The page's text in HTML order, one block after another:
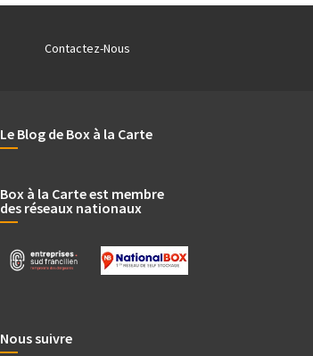
Contactez-Nous
Le Blog de Box à la Carte
Box à la Carte est membre
des réseaux nationaux
Nous suivre